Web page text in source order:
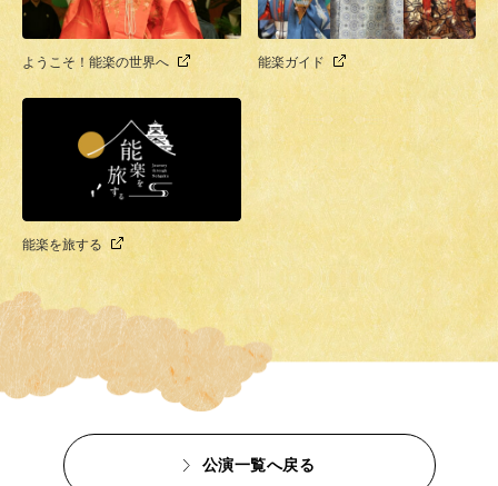
ようこそ！能楽の世界へ 能楽ガイド
能楽を旅する
公演一覧へ戻る